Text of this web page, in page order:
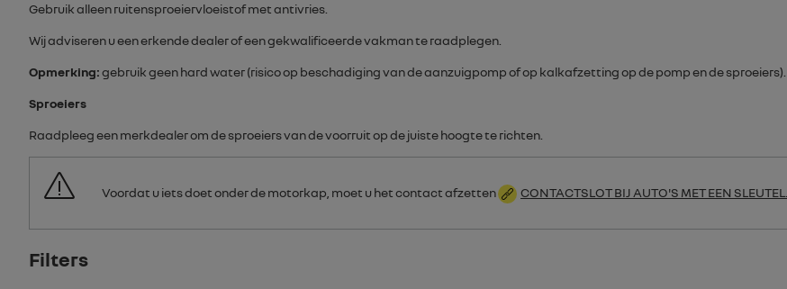
Gebruik alleen ruitensproeiervloeistof met antivries.
Wij adviseren u een erkende dealer of een gekwalificeerde vakman te raadplegen.
Opmerking:gebruik geen hard water (risico op beschadiging van de aanzuigpomp of op kalkafzetting op de pomp en de sproeiers).
Sproeiers
Raadpleeg een merkdealer om de sproeiers van de voorruit op de juiste hoogte te richten.
Voordat u iets doet onder de motorkap, moet u het contact afzetten CONTACTSLOT BIJ AUTO'S MET EEN SLEUTEL.
Filters